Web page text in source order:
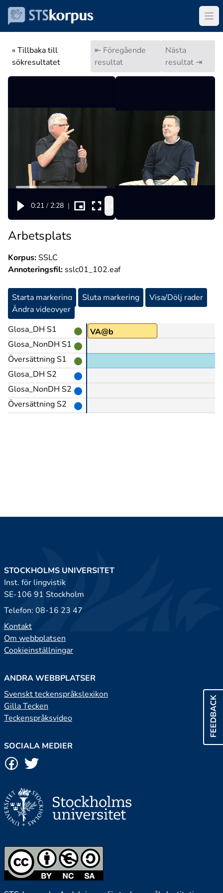
« Tillbaka till
sökresultatet
⇤ Föregående
resultat
Nästa
resultat ⇥
0:21 / 2:28 |
Arbetsplats
Korpus:SSLC
Annoteringsfil: sslc01_102.eaf
Starta markering Sluta markering
Visa/Dölj rader
Ändra videovyer
Glosa_DH S1
Glosa_NonDH S1
Översättning S1
Glosa_DH S2
Glosa_NonDH S2
Översättning S2
VA@b
FEEDBACK
STOCKHOLMS UNIVERSITET
Inst. för lingvistik
SE-106 91 Stockholm
Telefon: 08-16 23 47
Kontakt
Om webbplatsen
Cookieinställningar
ANDRA WEBBPLATSER
Svenskt teckenspråkslexikon
Gilla Tecken
Teckenspråksvideo
SOCIALA MEDIER